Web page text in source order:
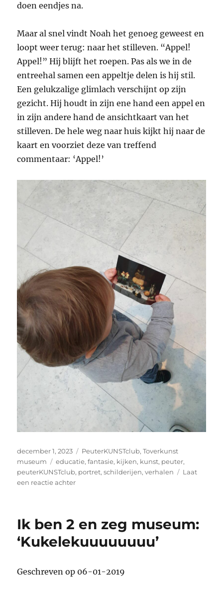
doen eendjes na.
Maar al snel vindt Noah het genoeg geweest en
loopt weer terug: naar het stilleven. “Appel!
Appel!” Hij blijft het roepen. Pas als we in de
entreehal samen een appeltje delen is hij stil.
Een gelukzalige glimlach verschijnt op zijn
gezicht. Hij houdt in zijn ene hand een appel en
in zijn andere hand de ansichtkaart van het
stilleven. De hele weg naar huis kijkt hij naar de
kaart en voorziet deze van treffend
commentaar: ‘Appel!’
Geplaatst
op
december 1, 2023 Categorieën
PeuterKUNSTclub,Toverkunst
museum
Tags
educatie,fantasie, kijken, kunst, peuter,
peuterKUNSTclub, portret,schilderijen,verhalen
Laat
een reactie achterop
Ik ben 2 en zeg museum:
‘Kukelekuuuuuuuu’
Geschreven op 06-01-2019